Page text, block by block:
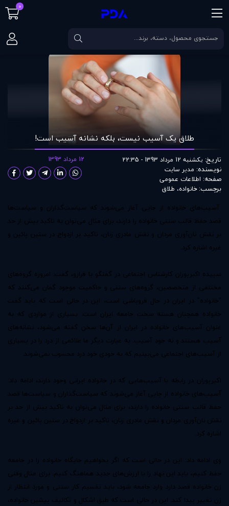
صفحه اصلی مقالات طلاق یک آسیب نیست، بلکه نشانه آسیب است!
طلاق یک آسیب نیست، بلکه نشانه آسیب است!
تاریخ: یکشنبه 12 مرداد 1393 - 22:35
نویسنده: مدير سايت
صفحه: اطلاعات عمومی
برچسب:خانواده، طلاق
12 مرداد 1393
آسیب‌های خانواده از جایی آغاز می‌شوند که سیاست‌گذاران و سیاست‌ها
قصد حفظ قالب سنتی خانواده را دارند، برای مثال می‌توان به تاکید بیش از حد
بر نقش نان‌آوری مردان و نقش مادری زنان، تاکید بر ازدواج در سنین پائین و
غیره اشاره کرد.
سپیده اکبرپوران کارشناس اجتماعی در گفتگو با فرارو، گفت: امروزه گروه‌های
مختلفی از متخصصین، گروه‌های سنتی و حاکمیت موجود گمان می‌کنند که
"خانواده" در ایران در حال فروپاشی است، این در حالی است که باید گفت
خانواده همچنان هسته سخت جامعه ایران است. بسیاری از مواردی که به
عنوان آسیب‌های خانواده در ایران از آن‌ها سخن گفته می‌شود، نشانه‌های
آسیب هستند و نه خودِ آسیب. به عبارت دیگر ما علائمی از درد را در بسیاری
از آسیب‌های اجتماعی می‌بینیم که به خودی خود درد محسوب نمی‌شوند.
اکبرپوران در رابطه با آسیب‌هایی که در خانواده ایرانی وجود دارند، ادامه داد:
آسیب‌های خانواده از جایی آغاز می‌شوند که سیاست‌گذاران و سیاست‌ها قصد
حفظ قالب سنتی خانواده را دارند، برای مثال می‌توان به تاکید بیش از حد بر
نقش نان‌آوری مردان و نقش مادری زنان، تاکید بر ازدواج در سنین پائین و غیره
اشاره کرد.
وی ادامه داد: این در حالی است که اگر بخواهیم جایگاه خانواده را در جامعه
حفظ کنیم، باید این نهاد را با ارزش‌های جدید هماهنگ کنیم. برای مثال وقتی
زن خانواده قصد دارد وارد جامعه شود، باید تقسیم کار سنتی و مورد انتظار از
زن تغییر پیدا کند. این در حالی است که طبق اشکال و تکالیف پیشین خانواده،
0